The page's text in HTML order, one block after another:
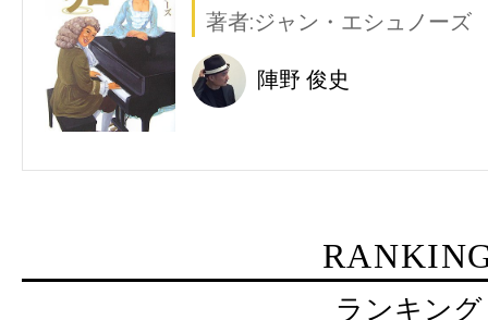
著者:ジャン・エシュノーズ
陣野 俊史
ランキング